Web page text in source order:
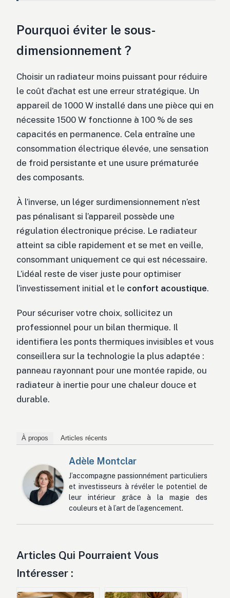
Pourquoi éviter le sous-
dimensionnement ?
Choisir un radiateur moins puissant pour réduire
le coût d’achat est une erreur stratégique. Un
appareil de 1000 W installé dans une pièce qui en
nécessite 1500 W fonctionne à 100 % de ses
capacités en permanence. Cela entraîne une
consommation électrique élevée, une sensation
de froid persistante et une usure prématurée
des composants.
À l’inverse, un léger surdimensionnement n’est
pas pénalisant si l’appareil possède une
régulation électronique précise. Le radiateur
atteint sa cible rapidement et se met en veille,
consommant uniquement ce qui est nécessaire.
L’idéal reste de viser juste pour optimiser
l’investissement initial et le confort acoustique.
Pour sécuriser votre choix, sollicitez un
professionnel pour un bilan thermique. Il
identifiera les ponts thermiques invisibles et vous
conseillera sur la technologie la plus adaptée :
panneau rayonnant pour une montée rapide, ou
radiateur à inertie pour une chaleur douce et
durable.
À propos Articles récents
Adèle Montclar
J’accompagne passionnément particuliers
et investisseurs à révéler le potentiel de
leur intérieur grâce à la magie des
couleurs et à l’art de l’agencement.
Articles Qui Pourraient Vous
Intéresser :